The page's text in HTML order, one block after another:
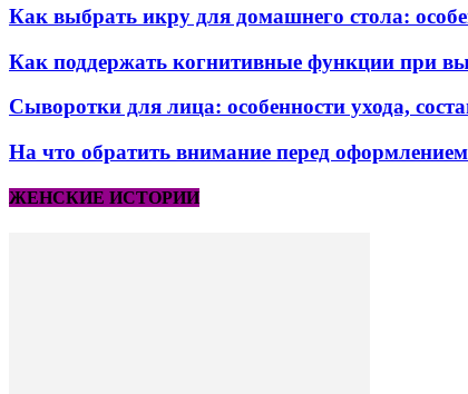
Как выбрать икру для домашнего стола:
Как поддержать когнитивные функции при
Сыворотки для лица: особенности ухода,
На что обратить внимание перед
ЖЕНСКИЕ ИСТОРИИ